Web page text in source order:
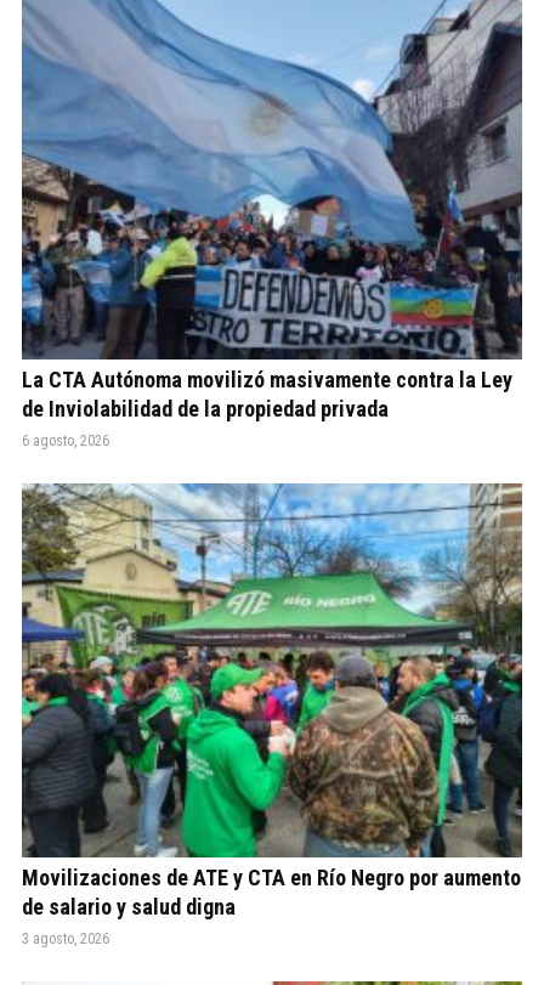
La CTA Autónoma movilizó masivamente contra la Ley
de Inviolabilidad de la propiedad privada
6 agosto, 2026
Movilizaciones de ATE y CTA en Río Negro por aumento
de salario y salud digna
3 agosto, 2026